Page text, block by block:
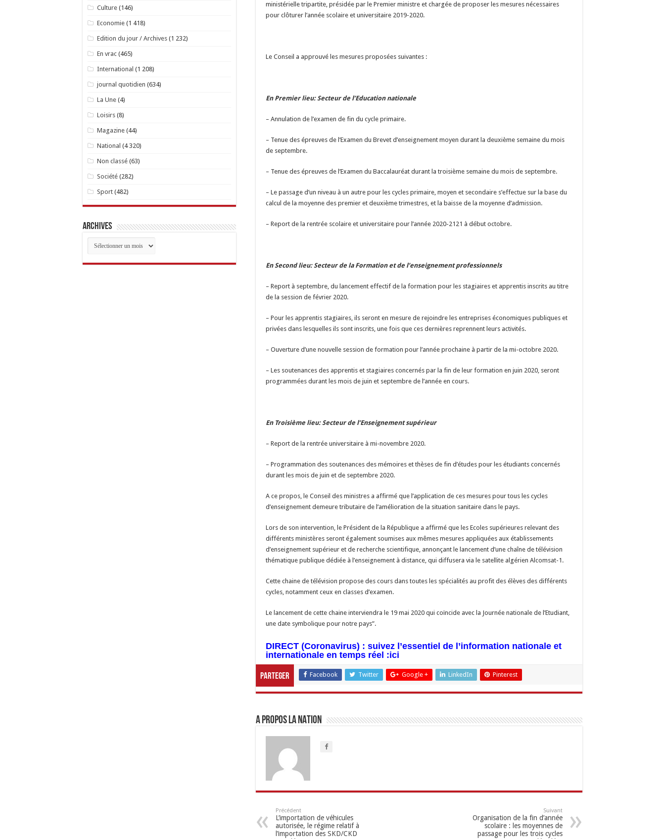
ministérielle tripartite, présidée par le Premier ministre et chargée de proposer les mesures nécessaires
pour clôturer l’année scolaire et universitaire 2019-2020.
Le Conseil a approuvé les mesures proposées suivantes :
En Premier lieu: Secteur de l’Education nationale
– Annulation de l’examen de fin du cycle primaire.
– Tenue des épreuves de l’Examen du Brevet d’enseignement moyen durant la deuxième semaine du mois
de septembre.
– Tenue des épreuves de l’Examen du Baccalauréat durant la troisième semaine du mois de septembre.
– Le passage d’un niveau à un autre pour les cycles primaire, moyen et secondaire s’effectue sur la base du
calcul de la moyenne des premier et deuxième trimestres, et la baisse de la moyenne d’admission.
– Report de la rentrée scolaire et universitaire pour l’année 2020-2121 à début octobre.
En Second lieu: Secteur de la Formation et de l’enseignement professionnels
– Report à septembre, du lancement effectif de la formation pour les stagiaires et apprentis inscrits au titre
de la session de février 2020.
– Pour les apprentis stagiaires, ils seront en mesure de rejoindre les entreprises économiques publiques et
privées dans lesquelles ils sont inscrits, une fois que ces dernières reprennent leurs activités.
– Ouverture d’une nouvelle session de formation pour l’année prochaine à partir de la mi-octobre 2020.
– Les soutenances des apprentis et stagiaires concernés par la fin de leur formation en juin 2020, seront
programmées durant les mois de juin et septembre de l’année en cours.
En Troisième lieu: Secteur de l’Enseignement supérieur
– Report de la rentrée universitaire à mi-novembre 2020.
– Programmation des soutenances des mémoires et thèses de fin d’études pour les étudiants concernés
durant les mois de juin et de septembre 2020.
A ce propos, le Conseil des ministres a affirmé que l’application de ces mesures pour tous les cycles
d’enseignement demeure tributaire de l’amélioration de la situation sanitaire dans le pays.
Lors de son intervention, le Président de la République a affirmé que les Ecoles supérieures relevant des
différents ministères seront également soumises aux mêmes mesures appliquées aux établissements
d’enseignement supérieur et de recherche scientifique, annonçant le lancement d’une chaîne de télévision
thématique publique dédiée à l’enseignement à distance, qui diffusera via le satellite algérien Alcomsat-1.
Cette chaine de télévision propose des cours dans toutes les spécialités au profit des élèves des différents
cycles, notamment ceux en classes d’examen.
Le lancement de cette chaine interviendra le 19 mai 2020 qui coïncide avec la Journée nationale de l’Etudiant,
une date symbolique pour notre pays”.
DIRECT (Coronavirus) : suivez l’essentiel de l’information nationale et
internationale en temps réel :ici
Parteger Facebook Twitter Google + LinkedIn Pinterest
A propos LA NATION
Précédent
L’importation de véhicules
autorisée, le régime relatif à
l’importation des SKD/CKD
Suivant
Organisation de la fin d’année
scolaire : les moyennes de
passage pour les trois cycles
Culture(146)
Economie(1 418)
Edition du jour / Archives(1 232)
En vrac(465)
International (1 208)
journal quotidien (634)
La Une(4)
Loisirs(8)
Magazine(44)
National (4 320)
Non classé(63)
Société(282)
Sport(482)
Archives
Archives